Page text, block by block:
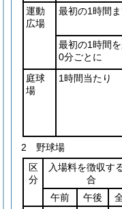
運動
広場
最初の1時間
最初の1時間
0分ごとに
庭球
場
1時間当たり
2 野球場
区
分
入場料を徴収す
合
午前 午後